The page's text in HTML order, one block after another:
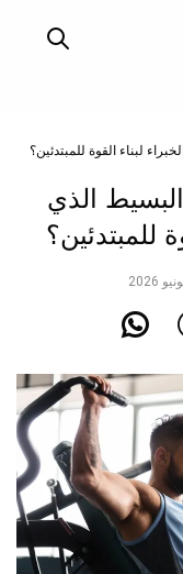
السر البسيط الذي
للمبتدئين؟